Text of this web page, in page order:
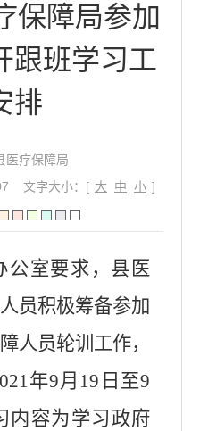
保障局参加
跟班学习工
排
医疗保障局
文字大小：[ 大 中 小 ]
公室要求，县医
员积极筹备参加
人员轮训工作，
年9月19日至9
内容为学习政府